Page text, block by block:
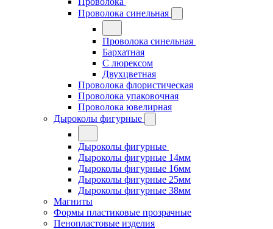
Проволока синельная
Проволока синельная
Бархатная
С люрексом
Двухцветная
Проволока флористическая
Проволока упаковочная
Проволока ювелирная
Дыроколы фигурные
Дыроколы фигурные
Дыроколы фигурные 14мм
Дыроколы фигурные 16мм
Дыроколы фигурные 25мм
Дыроколы фигурные 38мм
Магниты
Формы пластиковые прозрачные
Пенопластовые изделия